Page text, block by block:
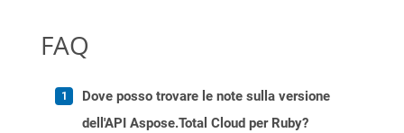
FAQ
Dove posso trovare le note sulla versione
dell'API Aspose.Total Cloud per Ruby?